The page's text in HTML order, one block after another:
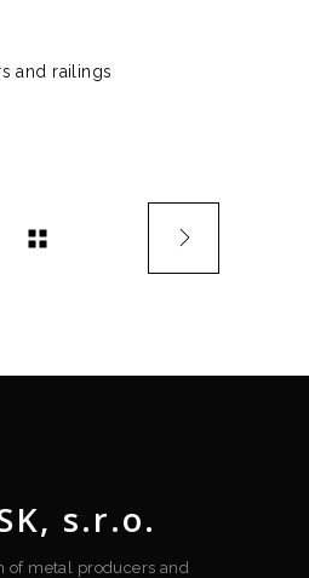
and railings
s.r.o.
of metal producers and